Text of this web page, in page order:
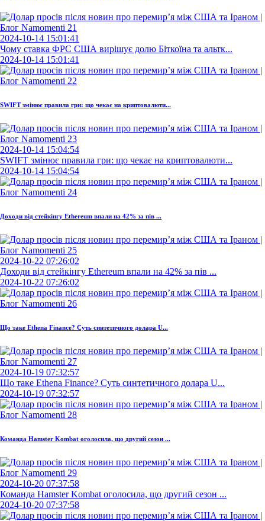
2024-10-14 15:01:41
Чому ставка ФРС США вирішує долю Біткоїна та альтк...
2024-10-14 15:01:41
SWIFT змінює правила гри: що чекає на криптовалюти...
2024-10-14 15:04:54
SWIFT змінює правила гри: що чекає на криптовалюти...
2024-10-14 15:04:54
Доходи від стейкінгу Ethereum впали на 42% за пів ...
2024-10-22 07:26:02
Доходи від стейкінгу Ethereum впали на 42% за пів ...
2024-10-22 07:26:02
Що таке Ethena Finance? Суть синтетичного долара U...
2024-10-19 07:32:57
Що таке Ethena Finance? Суть синтетичного долара U...
2024-10-19 07:32:57
Команда Hamster Kombat оголосила, що другий сезон ...
2024-10-20 07:37:58
Команда Hamster Kombat оголосила, що другий сезон ...
2024-10-20 07:37:58